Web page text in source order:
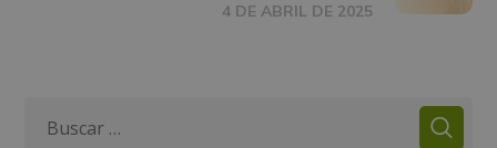
4 DE ABRIL DE 2025